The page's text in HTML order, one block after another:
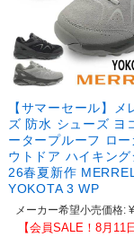
【サマーセール】メ
ズ 防水 シューズ ヨ
ータープルーフ ロ
ウトドア ハイキン
26春夏新作
YOKOTA 3 WP
メーカー希望小売価格:
【会員SALE！8月11